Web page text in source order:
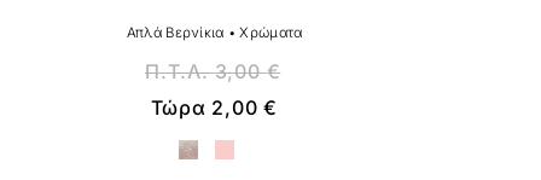
Απλά Βερνίκια •Χρώματα
Π.Τ.Λ.3,00€
Τώρα 2,00€